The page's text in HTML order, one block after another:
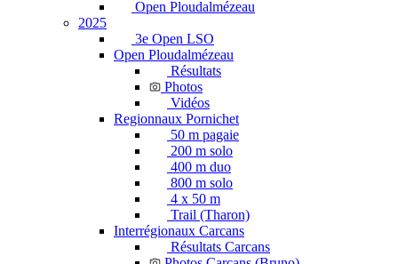
Open Ploudalmézeau
2025
3e Open LSO
Open Ploudalmézeau
Résultats
Photos
Vidéos
Regionnaux Pornichet
50 m pagaie
200 m solo
400 m duo
800 m solo
4 x 50 m
Trail (Tharon)
Interrégionaux Carcans
Résultats Carcans